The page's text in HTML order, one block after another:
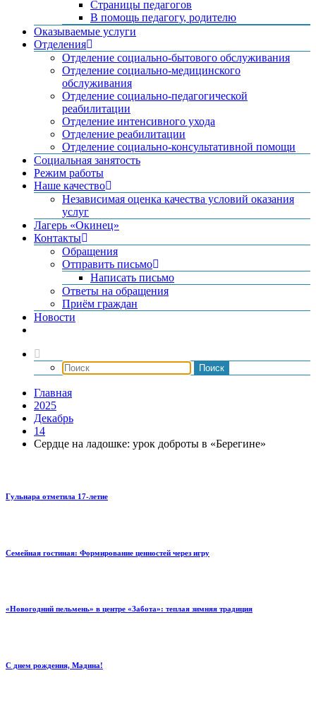
Страницы педагогов
В помощь педагогу, родителю
Оказываемые услуги
Отделения
Отделение социально-бытового обслуживания
Отделение социально-медицинского
обслуживания
Отделение социально-педагогической
реабилитации
Отделение интенсивного ухода
Отделение реабилитации
Отделение социально-консультативной помощи
Социальная занятость
Режим работы
Наше качество
Независимая оценка качества условий оказания
услуг
Лагерь «Окинец»
Контакты
Обращения
Отправить письмо
Написать письмо
Ответы на обращения
Приём граждан
Новости
Главная
2025
Декабрь
14
Сердце на ладошке: урок доброты в «Берегине»
Гульнара отметила 17‑летие
Семейная гостиная: Формирование ценностей через игру
«Новогодний пельмень» в центре «Забота»: теплая зимняя традиция
С днем рождения, Мадина!